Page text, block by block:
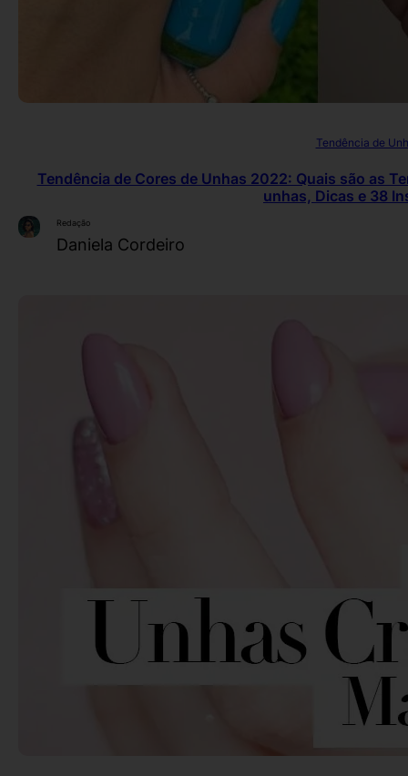
Tendência de
Tendência de Cores de Unhas 2022: Quais são as
unhas, Dicas e 38
Redação
Daniela Cordeiro